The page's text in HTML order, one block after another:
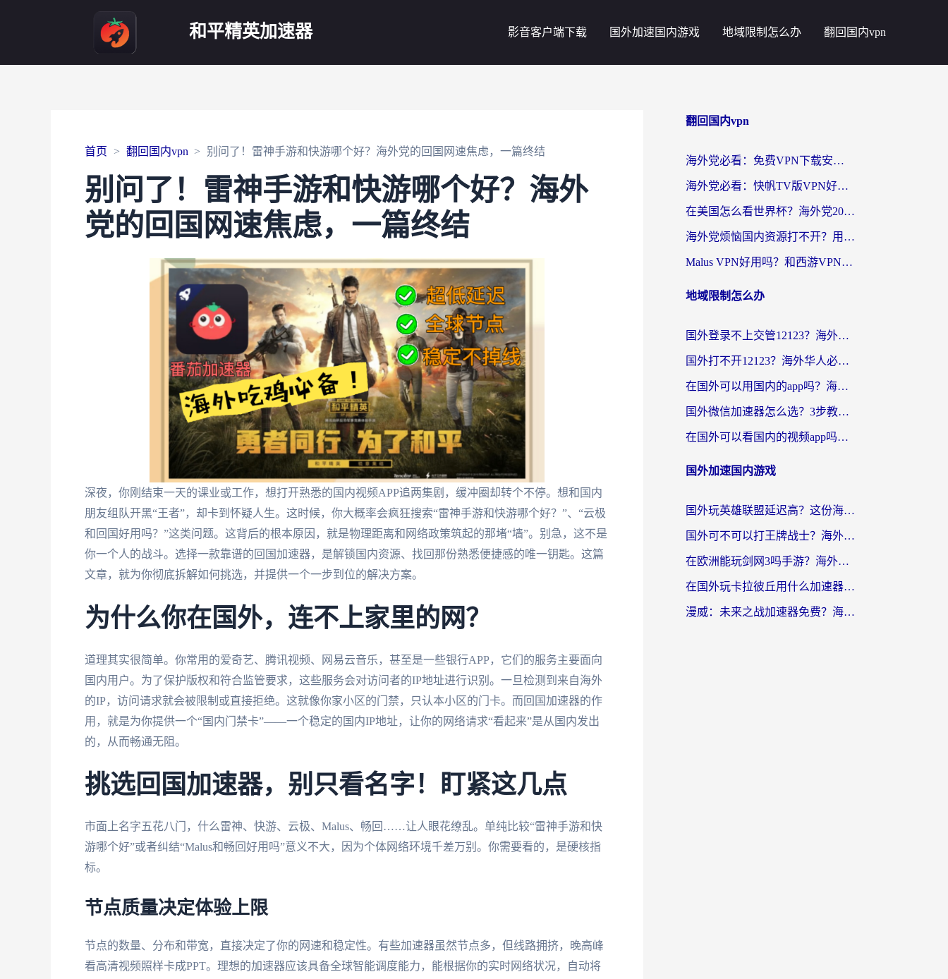
和平精英加速器 影音客户端下载 国外加速国内游戏 地域限制怎么办 翻回国内vpn
首页 翻回国内vpn 别问了！雷神手游和快游哪个好？海外党的回国网速焦虑，一篇终结
别问了！雷神手游和快游哪个好？海外
党的回国网速焦虑，一篇终结
深夜，你刚结束一天的课业或工作，想打开熟悉的国内视频APP追两集剧，缓冲圈却转个不停。想和国内
朋友组队开黑“王者”，却卡到怀疑人生。这时候，你大概率会疯狂搜索“雷神手游和快游哪个好？”、“云极
和回国好用吗？”这类问题。这背后的根本原因，就是物理距离和网络政策筑起的那堵“墙”。别急，这不是
你一个人的战斗。选择一款靠谱的回国加速器，是解锁国内资源、找回那份熟悉便捷感的唯一钥匙。这篇
文章，就为你彻底拆解如何挑选，并提供一个一步到位的解决方案。
为什么你在国外，连不上家里的网？
道理其实很简单。你常用的爱奇艺、腾讯视频、网易云音乐，甚至是一些银行APP，它们的服务主要面向
国内用户。为了保护版权和符合监管要求，这些服务会对访问者的IP地址进行识别。一旦检测到来自海外
的IP，访问请求就会被限制或直接拒绝。这就像你家小区的门禁，只认本小区的门卡。而回国加速器的作
用，就是为你提供一个“国内门禁卡”——一个稳定的国内IP地址，让你的网络请求“看起来”是从国内发出
的，从而畅通无阻。
挑选回国加速器，别只看名字！盯紧这几点
市面上名字五花八门，什么雷神、快游、云极、Malus、畅回……让人眼花缭乱。单纯比较“雷神手游和快
游哪个好”或者纠结“Malus和畅回好用吗”意义不大，因为个体网络环境千差万别。你需要看的，是硬核指
标。
节点质量决定体验上限
节点的数量、分布和带宽，直接决定了你的网速和稳定性。有些加速器虽然节点多，但线路拥挤，晚高峰
看高清视频照样卡成PPT。理想的加速器应该具备全球智能调度能力，能根据你的实时网络状况，自动将
翻回国内vpn
海外党必看：免费VPN下载安卓+3步选对国外到国内加速器，无缝刷国内资源
海外党必看：快帆TV版VPN好用吗？和斧牛手游VPN对比哪个回国效果更好？附电脑翻墙回国实用技巧
在美国怎么看世界杯？海外党2026最新回国加速器指南：从影音到游戏全搞定
海外党烦恼国内资源打不开？用VPN上海节点+这几点，轻松搞定回国加速！
Malus VPN好用吗？和西游VPN对比哪个回国效果更好？海外党亲测后的真实选择
地域限制怎么办
国外登录不上交管12123？海外党选对回国加速器，无缝访问国内资源不发愁
国外打不开12123？海外华人必看：选对回国加速器，无缝访问国内资源
在国外可以用国内的app吗？海外党亲测有效的回国加速方案
国外微信加速器怎么选？3步教你无缝访问国内资源（附避坑指南）
在国外可以看国内的视频app吗知乎？海外党亲测有效的追剧解决方案
国外加速国内游戏
国外玩英雄联盟延迟高？这份海外畅玩国服游戏的加速器终极指南帮你搞定
国外可不可以打王牌战士？海外党国服游戏加速终极指南（附3款热门游戏实测）
在欧洲能玩剑网3吗手游？海外党国服畅玩终极攻略（附三大热门游戏解决方案）
在国外玩卡拉彼丘用什么加速器好一点？海外党亲测有效的国服游戏加速指南
漫威：未来之战加速器免费？海外玩家国服畅玩终极指南（附一梦江湖弈剑行解决方案）